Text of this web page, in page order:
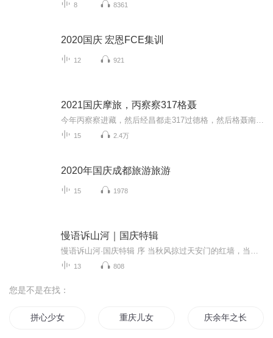
8 8361
2020国庆 宏恩FCE集训
12 921
2021国庆摩旅，丙察察317格聂
15 2.4万
2020年国庆成都旅游旅游
15 1978
慢语诉山河｜国庆特辑
13 808
您是不是在找：
拼心少女 重庆儿女 庆余年之长歌行